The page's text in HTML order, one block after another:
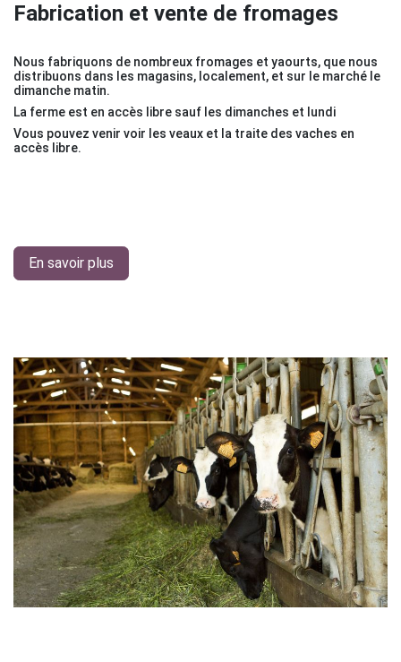
Fabrication et vente de fromages
Nous fabriquons de nombreux fromages et yaourts, que nous
distribuons dans les magasins, localement, et sur le marché le
dimanche matin.
La ferme est en accès libre sauf les dimanches et lundi
Vous pouvez venir voir les veaux et la traite des vaches en
accès libre.
En savoir plus